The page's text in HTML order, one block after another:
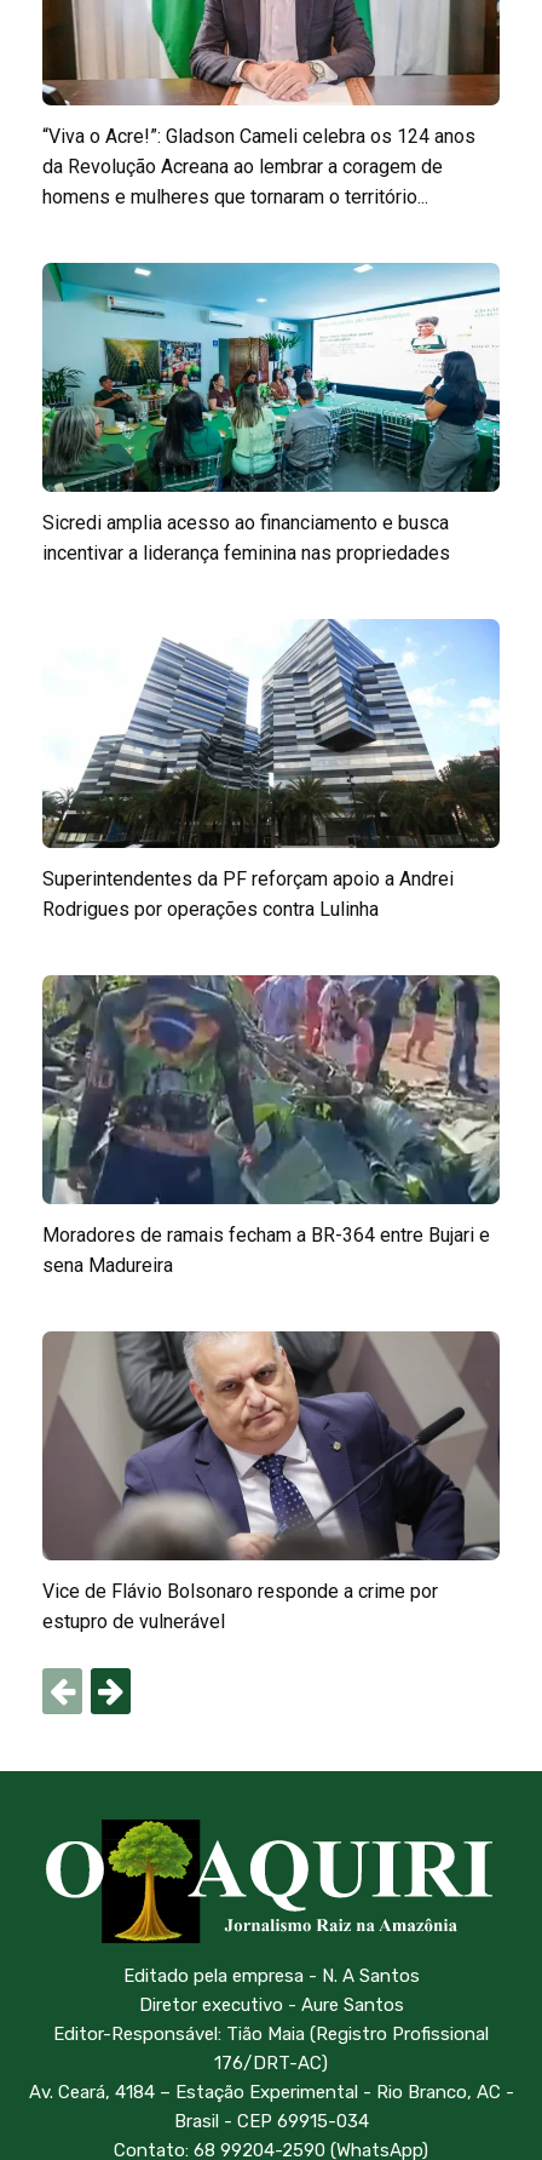
“Viva o Acre!”: Gladson Cameli celebra os 124 anos
da Revolução Acreana ao lembrar a coragem de
homens e mulheres que tornaram o território...
Sicredi amplia acesso ao financiamento e busca
incentivar a liderança feminina nas propriedades
Superintendentes da PF reforçam apoio a Andrei
Rodrigues por operações contra Lulinha
Moradores de ramais fecham a BR-364 entre Bujari e
sena Madureira
Vice de Flávio Bolsonaro responde a crime por
estupro de vulnerável
Editado pela empresa - N. A Santos
Diretor executivo - Aure Santos
Editor-Responsável: Tião Maia (Registro Profissional
176/DRT-AC)
Av. Ceará, 4184 – Estação Experimental - Rio Branco, AC -
Brasil - CEP 69915-034
Contato: 68 99204-2590 (WhatsApp)